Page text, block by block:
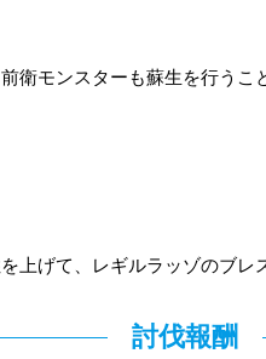
衛モンスターも蘇生を行うこ
上げて、レギルラッゾのブレ
討伐報酬